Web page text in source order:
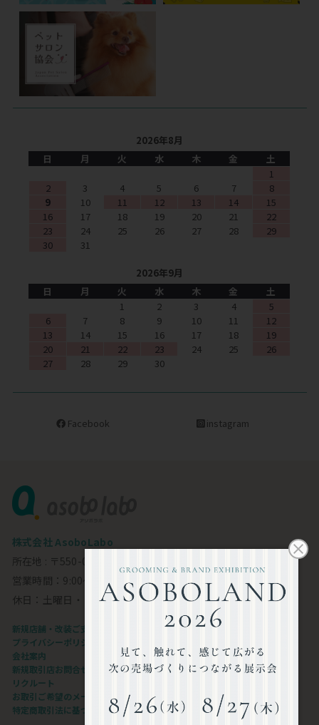
2026年8月
日
月 火 水 木 金
土
1
2
3 4 5 6 7
8
9
10 11 12 13 14
15
16
17 18 19 20 21
22
23
24 25 26 27 28
29
30
31
2026年9月
日
月 火 水 木 金
土
1
2 3 4
5
6
7 8 9 10 11
12
13
14 15 16 17 18
19
20
21 22 23 24 25
26
27
28 29 30
Facebook instagram
株式会社 AsoboLabo
所在地 : 〒550-0002 大阪市西区江戸堀1-23-11 6F
営業時間：9:00～18:00
休日：土曜日・日曜日・祝日
新規店舗・改装ご支援します
プライバシーポリシー
会社案内
新規取引店お問合せフォーム
リクルート
お取引ご希望のメーカー様
特定商取引法に基づく表記